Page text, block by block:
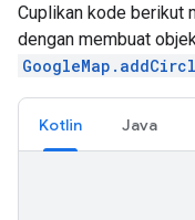
Cuplikan kode berikut
dengan membuat objek
Kotlin Java